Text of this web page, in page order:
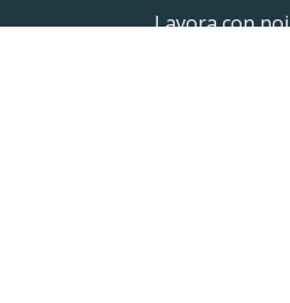
Lavora con noi